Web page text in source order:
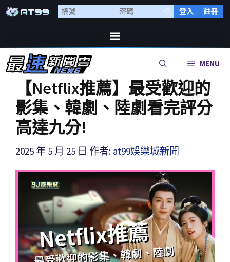
登入 註冊
MENU
【Netflix推薦】最受歡迎的
影集、韓劇、陸劇看完評分
高達九分!
2025 年 5 月 25 日 作者: at99娛樂城新聞